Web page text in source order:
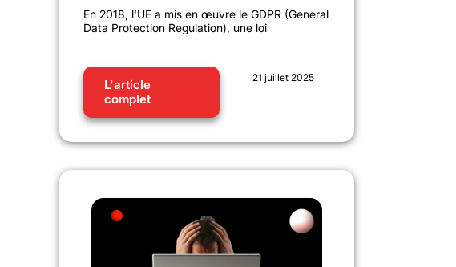
En 2018, l'UE a mis en œuvre le GDPR (General
Data Protection Regulation), une loi
L'article
complet
21 juillet 2025